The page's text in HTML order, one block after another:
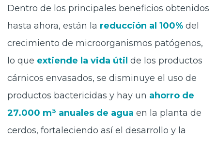
Dentro de los principales beneficios obtenidos
hasta ahora, están la reducción al 100% del
crecimiento de microorganismos patógenos,
lo que extiende la vida útil de los productos
cárnicos envasados, se disminuye el uso de
productos bactericidas y hay un ahorro de
27.000 m³ anuales de agua en la planta de
cerdos, fortaleciendo así el desarrollo y la